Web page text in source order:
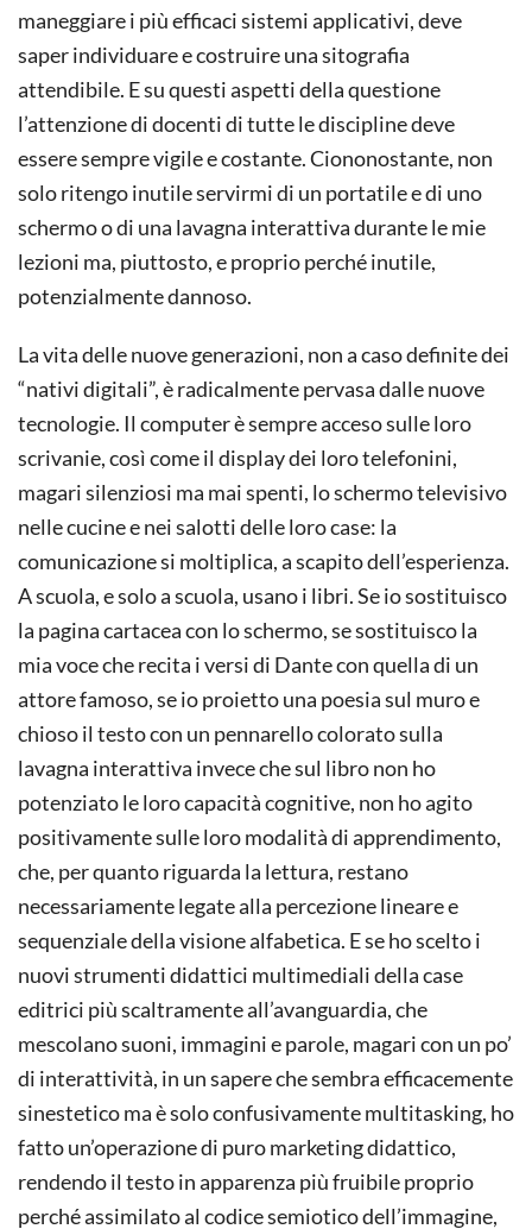
maneggiare i più efficaci sistemi applicativi, deve
saper individuare e costruire una sitografia
attendibile. E su questi aspetti della questione
l’attenzione di docenti di tutte le discipline deve
essere sempre vigile e costante. Ciononostante, non
solo ritengo inutile servirmi di un portatile e di uno
schermo o di una lavagna interattiva durante le mie
lezioni ma, piuttosto, e proprio perché inutile,
potenzialmente dannoso.
La vita delle nuove generazioni, non a caso definite dei
“nativi digitali”, è radicalmente pervasa dalle nuove
tecnologie. Il computer è sempre acceso sulle loro
scrivanie, così come il display dei loro telefonini,
magari silenziosi ma mai spenti, lo schermo televisivo
nelle cucine e nei salotti delle loro case: la
comunicazione si moltiplica, a scapito dell’esperienza.
A scuola, e solo a scuola, usano i libri. Se io sostituisco
la pagina cartacea con lo schermo, se sostituisco la
mia voce che recita i versi di Dante con quella di un
attore famoso, se io proietto una poesia sul muro e
chioso il testo con un pennarello colorato sulla
lavagna interattiva invece che sul libro non ho
potenziato le loro capacità cognitive, non ho agito
positivamente sulle loro modalità di apprendimento,
che, per quanto riguarda la lettura, restano
necessariamente legate alla percezione lineare e
sequenziale della visione alfabetica. E se ho scelto i
nuovi strumenti didattici multimediali della case
editrici più scaltramente all’avanguardia, che
mescolano suoni, immagini e parole, magari con un po’
di interattività, in un sapere che sembra efficacemente
sinestetico ma è solo confusivamente multitasking, ho
fatto un’operazione di puro marketing didattico,
rendendo il testo in apparenza più fruibile proprio
perché assimilato al codice semiotico dell’immagine,